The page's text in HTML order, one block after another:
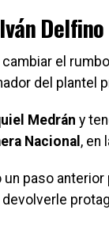
el
del plantel
Medrán y
Nacional , en
paso